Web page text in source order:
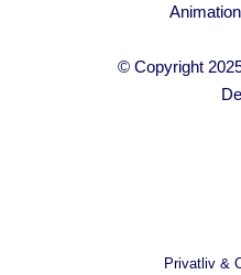
© Copyright
Privatliv &